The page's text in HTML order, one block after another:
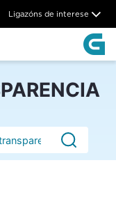
Ligazóns de interese